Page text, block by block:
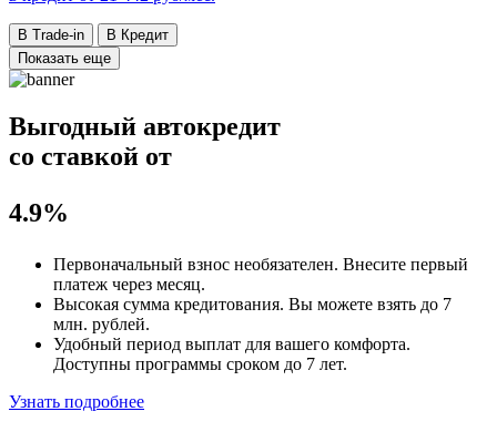
В Trade-in
В Кредит
Показать еще
Выгодный автокредит
со ставкой от
4.9%
Первоначальный взнос необязателен. Внесите первый
платеж через месяц.
Высокая сумма кредитования. Вы можете взять до 7
млн. рублей.
Удобный период выплат для вашего комфорта.
Доступны программы сроком до 7 лет.
Узнать подробнее